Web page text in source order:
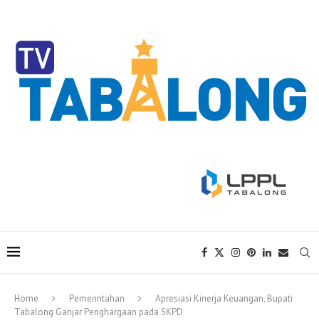
Home Pemerintahan
Apresiasi Kinerja Keuangan, Bupati
Tabalong Ganjar Penghargaan pada SKPD